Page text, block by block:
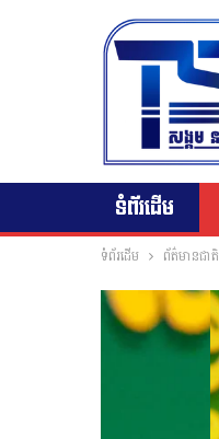
ទំព័រដើម
ទំព័រដើម ព័ត៌មានជាតិ